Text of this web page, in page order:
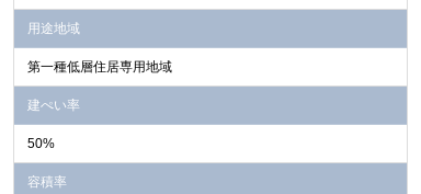
用途地域
第一種低層住居専用地域
建ぺい率
50%
容積率